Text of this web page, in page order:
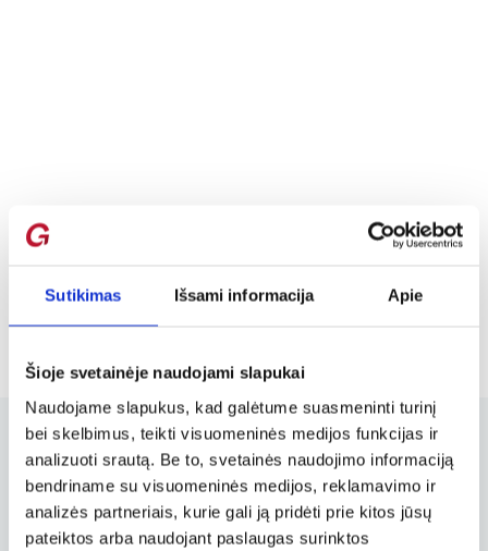
Sutikimas Išsami informacija Apie
Šioje svetainėje naudojami slapukai
Naudojame slapukus, kad galėtume suasmeninti turinį
bei skelbimus, teikti visuomeninės medijos funkcijas ir
analizuoti srautą. Be to, svetainės naudojimo informaciją
bendriname su visuomeninės medijos, reklamavimo ir
analizės partneriais, kurie gali ją pridėti prie kitos jūsų
pateiktos arba naudojant paslaugas surinktos
Užsakymų valdymas
Užsakymo keitimas, atšaukimas ir
kitos svarbios funkcijos